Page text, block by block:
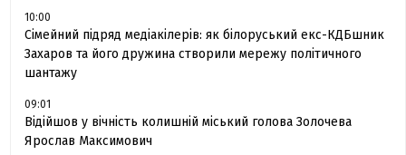
10:00
Сімейний підряд медіакілерів: як білоруський екс-КДБшник
Захаров та його дружина створили мережу політичного
шантажу
09:01
Відійшов у вічність колишній міський голова Золочева
Ярослав Максимович